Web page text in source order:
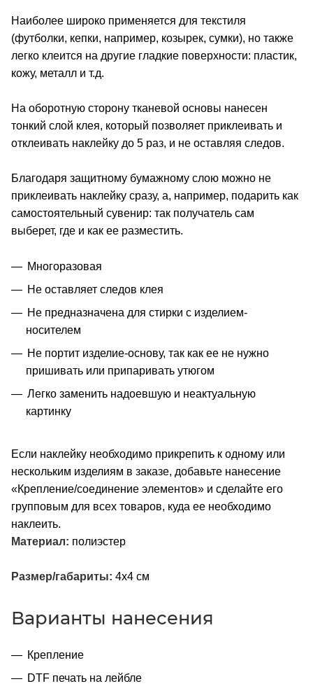
Наиболее широко применяется для текстиля
(футболки, кепки, например, козырек, сумки), но также
легко клеится на другие гладкие поверхности: пластик,
кожу, металл и т.д.
На оборотную сторону тканевой основы нанесен
тонкий слой клея, который позволяет приклеивать и
отклеивать наклейку до 5 раз, и не оставляя следов.
Благодаря защитному бумажному слою можно не
приклеивать наклейку сразу, а, например, подарить как
самостоятельный сувенир: так получатель сам
выберет, где и как ее разместить.
Многоразовая
Не оставляет следов клея
Не предназначена для стирки с изделием-
носителем
Не портит изделие-основу, так как ее не нужно
пришивать или припаривать утюгом
Легко заменить надоевшую и неактуальную
картинку
Если наклейку необходимо прикрепить к одному или
нескольким изделиям в заказе, добавьте нанесение
«Крепление/соединение элементов» и сделайте его
групповым для всех товаров, куда ее необходимо
наклеить.
Материал: полиэстер
Размер/габариты: 4x4 см
Варианты нанесения
Крепление
DTF печать на лейбле